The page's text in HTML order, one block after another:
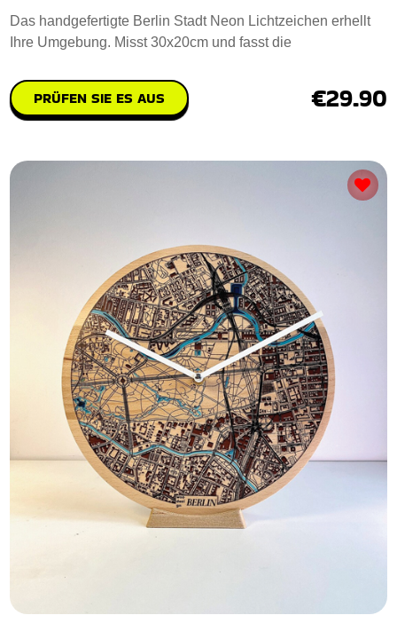
Das handgefertigte Berlin Stadt Neon Lichtzeichen erhellt
Ihre Umgebung. Misst 30x20cm und fasst die
PRÜFEN SIE ES AUS €29.90